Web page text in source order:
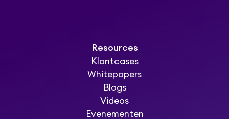
Resources
Klantcases
Whitepapers
Blogs
Videos
Evenementen